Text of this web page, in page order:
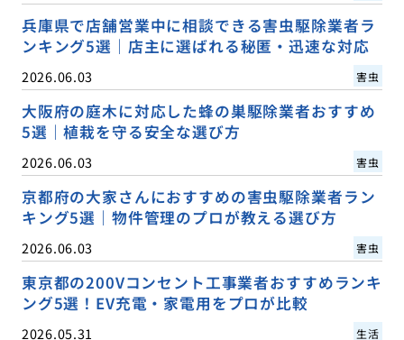
兵庫県で店舗営業中に相談できる害虫駆除業者ラ
ンキング5選｜店主に選ばれる秘匿・迅速な対応
2026.06.03 害虫
大阪府の庭木に対応した蜂の巣駆除業者おすすめ
5選｜植栽を守る安全な選び方
2026.06.03 害虫
京都府の大家さんにおすすめの害虫駆除業者ラン
キング5選｜物件管理のプロが教える選び方
2026.06.03 害虫
東京都の200Vコンセント工事業者おすすめランキ
ング5選！EV充電・家電用をプロが比較
2026.05.31 生活